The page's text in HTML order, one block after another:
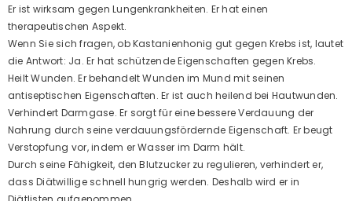
Er ist wirksam gegen Lungenkrankheiten. Er hat einen
therapeutischen Aspekt.
Wenn Sie sich fragen, ob Kastanienhonig gut gegen Krebs ist, lautet
die Antwort: Ja. Er hat schützende Eigenschaften gegen Krebs.
Heilt Wunden. Er behandelt Wunden im Mund mit seinen
antiseptischen Eigenschaften. Er ist auch heilend bei Hautwunden.
Verhindert Darmgase. Er sorgt für eine bessere Verdauung der
Nahrung durch seine verdauungsfördernde Eigenschaft. Er beugt
Verstopfung vor, indem er Wasser im Darm hält.
Durch seine Fähigkeit, den Blutzucker zu regulieren, verhindert er,
dass Diätwillige schnell hungrig werden. Deshalb wird er in